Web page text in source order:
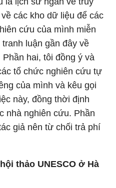
các kho dữ liệu để các
cứu của mình miễn
luận gần đây về
hai, tôi đồng ý và
tổ chức nghiên cứu tự
của mình và kêu gọi
này, đồng thời định
nhà nghiên cứu. Phần
giả nên từ chối trả phí
hội thảo UNESCO ở Hà